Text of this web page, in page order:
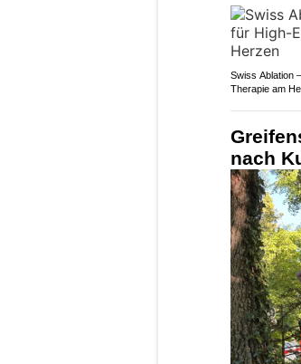
Swiss Ablation
Therapie am
nach